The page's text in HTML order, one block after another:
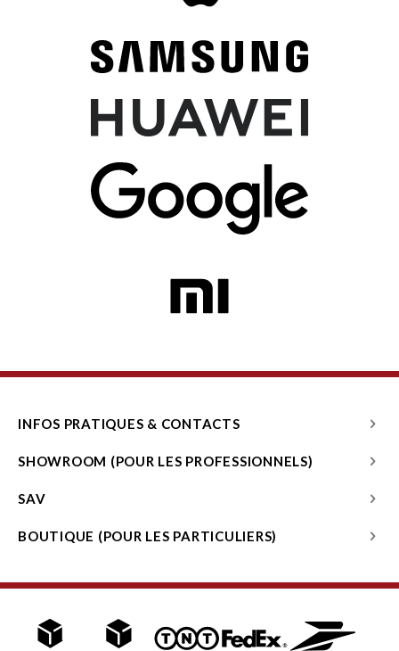
INFOS PRATIQUES & CONTACTS
SHOWROOM (POUR LES PROFESSIONNELS)
SAV
BOUTIQUE (POUR LES PARTICULIERS)